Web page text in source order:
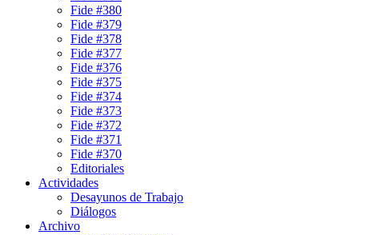
Fide #380
Fide #379
Fide #378
Fide #377
Fide #376
Fide #375
Fide #374
Fide #373
Fide #372
Fide #371
Fide #370
Editoriales
Actividades
Desayunos de Trabajo
Diálogos
Archivo